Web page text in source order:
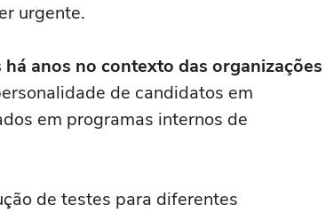
urgente.
anos no contexto das organizações
de candidatos em
em programas internos de
de testes para diferentes